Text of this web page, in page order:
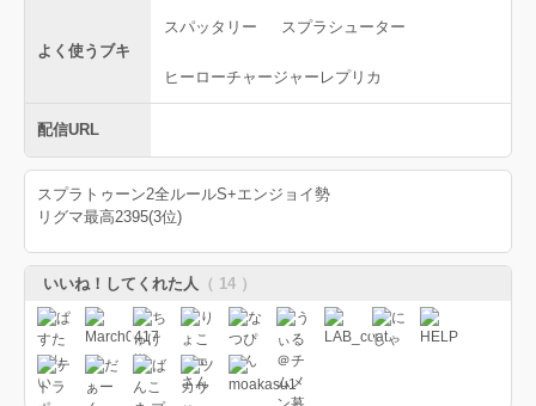
よく使うブキ
スパッタリー スプラシューター
ヒーローチャージャーレプリカ
配信URL
スプラトゥーン2全ルールS+エンジョイ勢
リグマ最高2395(3位)
いいね！してくれた人 （ 14 ）